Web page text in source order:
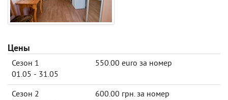
Цены
Сезон 1
01.05 - 31.05
550.00 euro за номер
Сезон 2
600.00 грн. за номер